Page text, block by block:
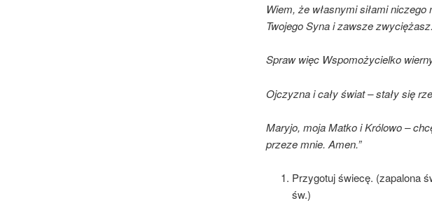
Wiem, że własnymi siłami
Twojego Syna i zawsze zwyciężasz.
Spraw więc Wspomożycielko
Ojczyzna i cały świat – stały się
Maryjo, moja Matko i Królowo –
przeze mnie. Amen.”
Przygotuj świecę. (zapalona
św.)